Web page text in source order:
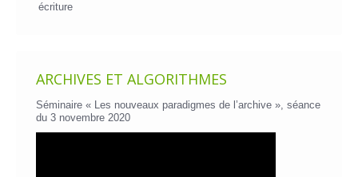
écriture
ARCHIVES ET ALGORITHMES
Séminaire « Les nouveaux paradigmes de l’archive », séance
du 3 novembre 2020